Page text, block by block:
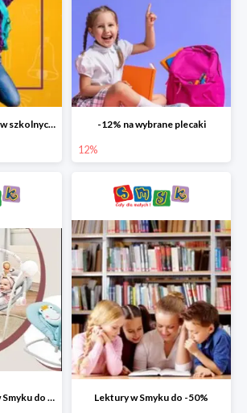
Wyprzedaż artykułów szkolnych w Smyku do -80% -12% na wybrane plecaki
12%
Leżaczki i huśtawki w Smyku do -30% Lektury w Smyku do -50%